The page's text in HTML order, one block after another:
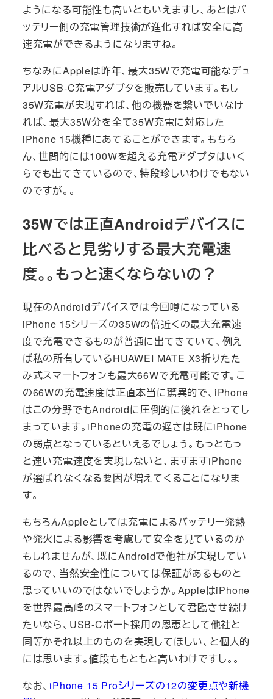
ようになる可能性も高いともいえますし、あとはバ
ッテリー側の充電管理技術が進化すれば安全に高
速充電ができるようになりますね。
ちなみにAppleは昨年、最大35Wで充電可能なデュ
アルUSB-C充電アダプタを販売しています。もし
35W充電が実現すれば、他の機器を繋いでいなけ
れば、最大35W分を全て35W充電に対応した
iPhone 15機種にあてることができます。もちろ
ん、世間的には100Wを超える充電アダプタはいく
らでも出てきているので、特段珍しいわけでもない
のですが。。
35Wでは正直Androidデバイスに
比べると見劣りする最大充電速
度。。もっと速くならないの？
現在のAndroidデバイスでは今回噂になっている
iPhone 15シリーズの35Wの倍近くの最大充電速
度で充電できるものが普通に出てきていて、例え
ば私の所有しているHUAWEI MATE X3折りたた
み式スマートフォンも最大66Wで充電可能です。こ
の66Wの充電速度は正直本当に驚異的で、iPhone
はこの分野でもAndroidに圧倒的に後れをとってし
まっています。iPhoneの充電の遅さは既にiPhone
の弱点となっているといえるでしょう。もっともっ
と速い充電速度を実現しないと、ますますiPhone
が選ばれなくなる要因が増えてくることになりま
す。
もちろんAppleとしては充電によるバッテリー発熱
や発火による影響を考慮して安全を見ているのか
もしれませんが、既にAndroidで他社が実現してい
るので、当然安全性については保証があるものと
思っていいのではないでしょうか。AppleはiPhone
を世界最高峰のスマートフォンとして君臨させ続け
たいなら、USB-Cポート採用の恩恵として他社と
同等かそれ以上のものを実現してほしい、と個人的
には思います。値段ももともと高いわけですし。。
なお、 iPhone 15 Proシリーズの12の変更点や新機